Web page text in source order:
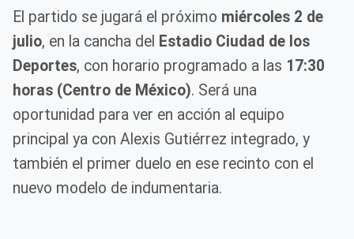
El partido se jugará el próximo miércoles 2 de
julio, en la cancha del Estadio Ciudad de los
Deportes, con horario programado a las 17:30
horas (Centro de México). Será una
oportunidad para ver en acción al equipo
principal ya con Alexis Gutiérrez integrado, y
también el primer duelo en ese recinto con el
nuevo modelo de indumentaria.